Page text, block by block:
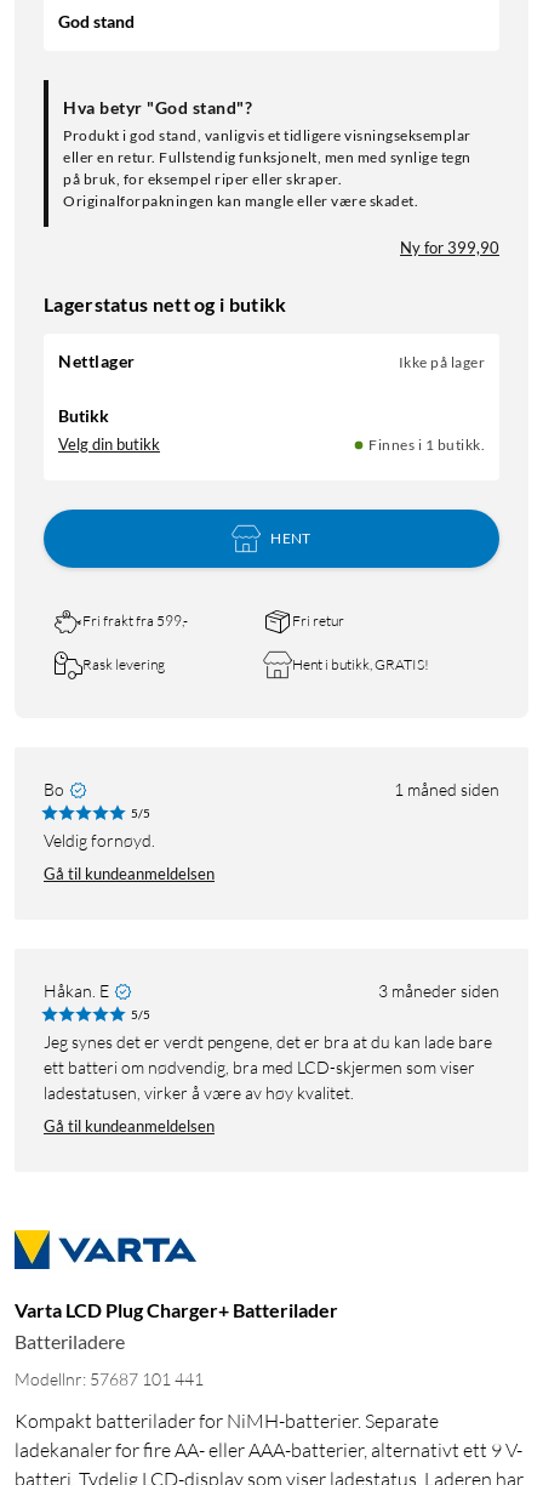
God stand
Hva betyr "God stand"?
Produkt i god stand, vanligvis et tidligere visningseksemplar
eller en retur. Fullstendig funksjonelt, men med synlige tegn
på bruk, for eksempel riper eller skraper.
Originalforpakningen kan mangle eller være skadet.
Ny for 399,90
Lagerstatus nett og i butikk
Nettlager Ikke på lager
Butikk
Velg din butikk Finnes i 1 butikk.
HENT
Fri frakt fra 599,- Fri retur
Rask levering Hent i butikk, GRATIS!
Bo 1 måned siden
5/5
Veldig fornøyd.
Gå til kundeanmeldelsen
Håkan. E 3 måneder siden
5/5
Jeg synes det er verdt pengene, det er bra at du kan lade bare
ett batteri om nødvendig, bra med LCD-skjermen som viser
ladestatusen, virker å være av høy kvalitet.
Gå til kundeanmeldelsen
Varta LCD Plug Charger+ Batterilader
Batteriladere
Modellnr: 57687 101 441
Kompakt batterilader for NiMH-batterier. Separate
ladekanaler for fire AA- eller AAA-batterier, alternativt ett 9 V-
batteri. Tydelig LCD-display som viser ladestatus. Laderen har